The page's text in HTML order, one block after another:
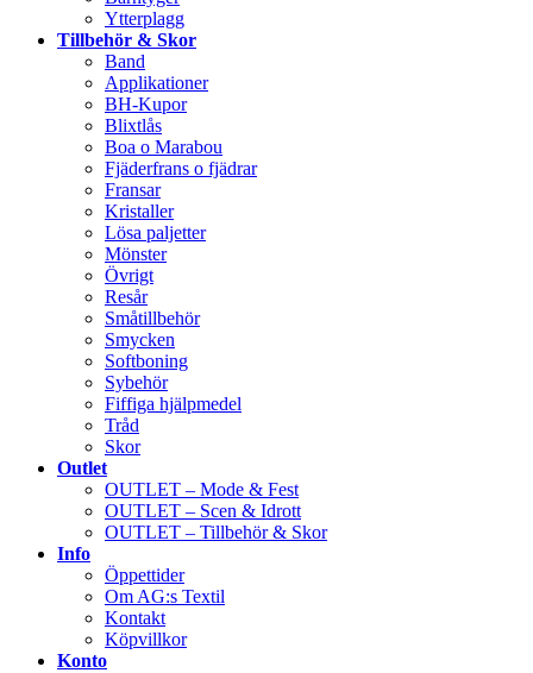
Ytterplagg
Tillbehör & Skor
Band
Applikationer
BH-Kupor
Blixtlås
Boa o Marabou
Fjäderfrans o fjädrar
Fransar
Kristaller
Lösa paljetter
Mönster
Övrigt
Resår
Småtillbehör
Smycken
Softboning
Sybehör
Fiffiga hjälpmedel
Tråd
Skor
Outlet
OUTLET – Mode & Fest
OUTLET – Scen & Idrott
OUTLET – Tillbehör & Skor
Info
Öppettider
Om AG:s Textil
Kontakt
Köpvillkor
Konto